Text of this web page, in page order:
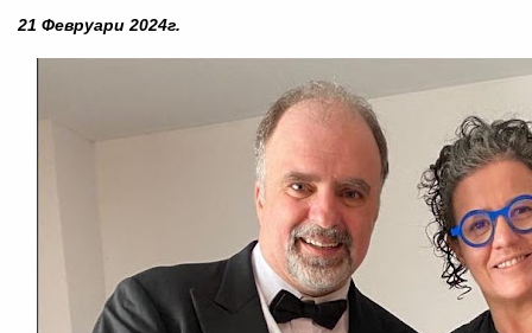
21 Февруари 2024г.